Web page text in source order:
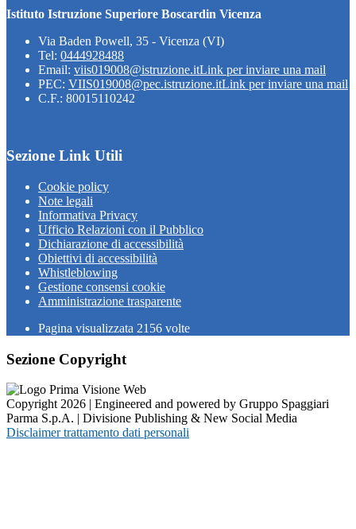
Istituto Istruzione Superiore Boscardin Vicenza
Via Baden Powell, 35 - Vicenza (VI)
Tel: 0444928488
Email: viis019008@istruzione.itLink per inviare una mail
PEC: VIIS019008@pec.istruzione.itLink per inviare una mail
C.F.: 80015110242
Sezione Link Utili
Cookie policy
Note legali
Informativa Privacy
Ufficio Relazioni con il Pubblico
Dichiarazione di accessibilità
Obiettivi di accessibilità
Whistleblowing
Gestione consensi cookie
Amministrazione trasparente
Pagina visualizzata 2156 volte
Sezione Copyright
Copyright 2026 | Engineered and powered by Gruppo Spaggiari
Parma S.p.A. | Divisione Publishing & New Social Media
Disclaimer trattamento dati personali